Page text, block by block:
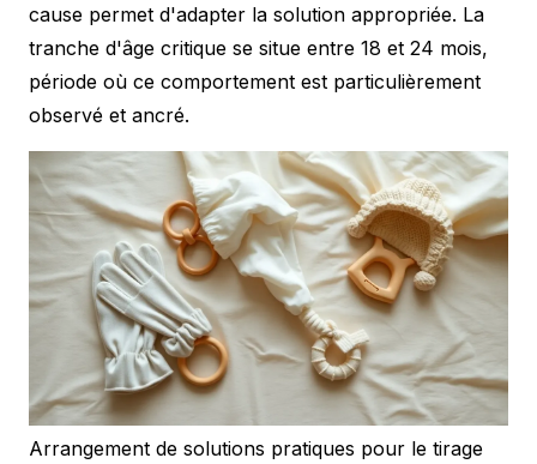
cause permet d'adapter la solution appropriée. La
tranche d'âge critique se situe entre 18 et 24 mois,
période où ce comportement est particulièrement
observé et ancré.
Arrangement de solutions pratiques pour le tirage